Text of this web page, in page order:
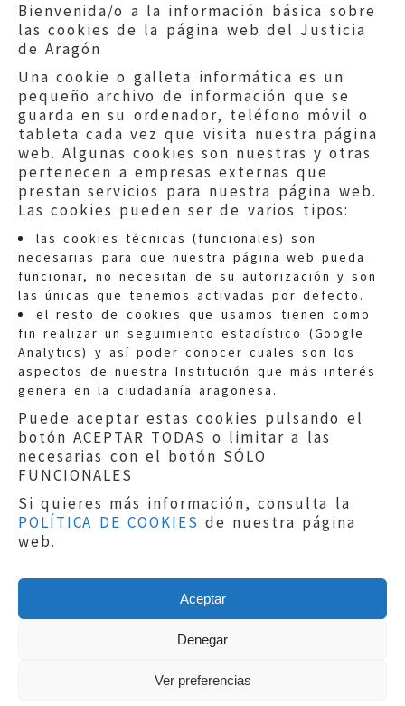
Bienvenida/o a la información básica sobre
las cookies de la página web del Justicia
de Aragón
Una cookie o galleta informática es un
pequeño archivo de información que se
guarda en su ordenador, teléfono móvil o
tableta cada vez que visita nuestra página
web. Algunas cookies son nuestras y otras
pertenecen a empresas externas que
prestan servicios para nuestra página web.
Las cookies pueden ser de varios tipos:
las cookies técnicas (funcionales) son
necesarias para que nuestra página web pueda
funcionar, no necesitan de su autorización y son
las únicas que tenemos activadas por defecto.
el resto de cookies que usamos tienen como
fin realizar un seguimiento estadístico (Google
Analytics) y así poder conocer cuales son los
aspectos de nuestra Institución que más interés
genera en la ciudadanía aragonesa.
Puede aceptar estas cookies pulsando el
botón ACEPTAR TODAS o limitar a las
necesarias con el botón SÓLO
FUNCIONALES
Si quieres más información, consulta la
POLÍTICA DE COOKIES de nuestra página
web.
Aceptar
Denegar
Ver preferencias
Quejas:quejas@eljusticiadearagon.es
Información general:
informacion@eljusticiadearagon.es
Teléfonos:900 210 210/
Aviso legal|Política de privacidad|
Protección de Datos
Política de cookies
Copyright © 2019El Justicia de Aragón|
Sephor Consulting